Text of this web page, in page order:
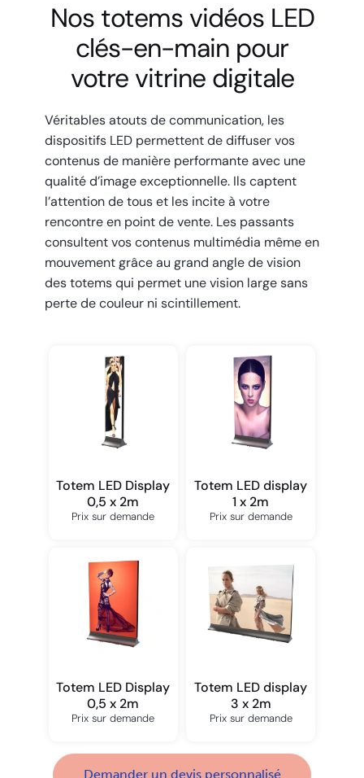
Nos totems vidéos LED
clés-en-main pour
votre vitrine digitale
Véritables atouts de communication, les
dispositifs LED permettent de diffuser vos
contenus de manière performante avec une
qualité d’image exceptionnelle. Ils captent
l’attention de tous et les incite à votre
rencontre en point de vente. Les passants
consultent vos contenus multimédia même en
mouvement grâce au grand angle de vision
des totems qui permet une vision large sans
perte de couleur ni scintillement.
Totem LED Display
0,5 x 2m
Prix sur demande
Totem LED display
1 x 2m
Prix sur demande
Totem LED Display
0,5 x 2m
Prix sur demande
Totem LED display
3 x 2m
Prix sur demande
Demander un devis personnalisé